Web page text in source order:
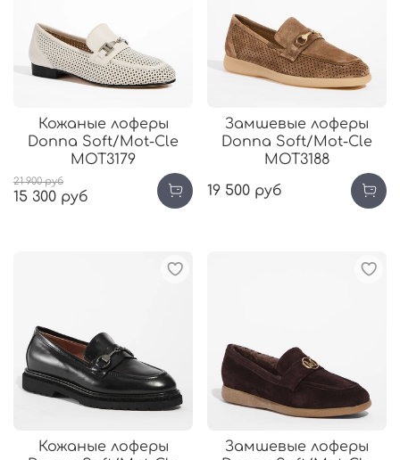
Кожаные лоферы
Donna Soft/Mot-Cle
MOT3179
21 900 руб
15 300 руб
Замшевые лоферы
Donna Soft/Mot-Cle
MOT3188
19 500 руб
Кожаные лоферы
Замшевые лоферы